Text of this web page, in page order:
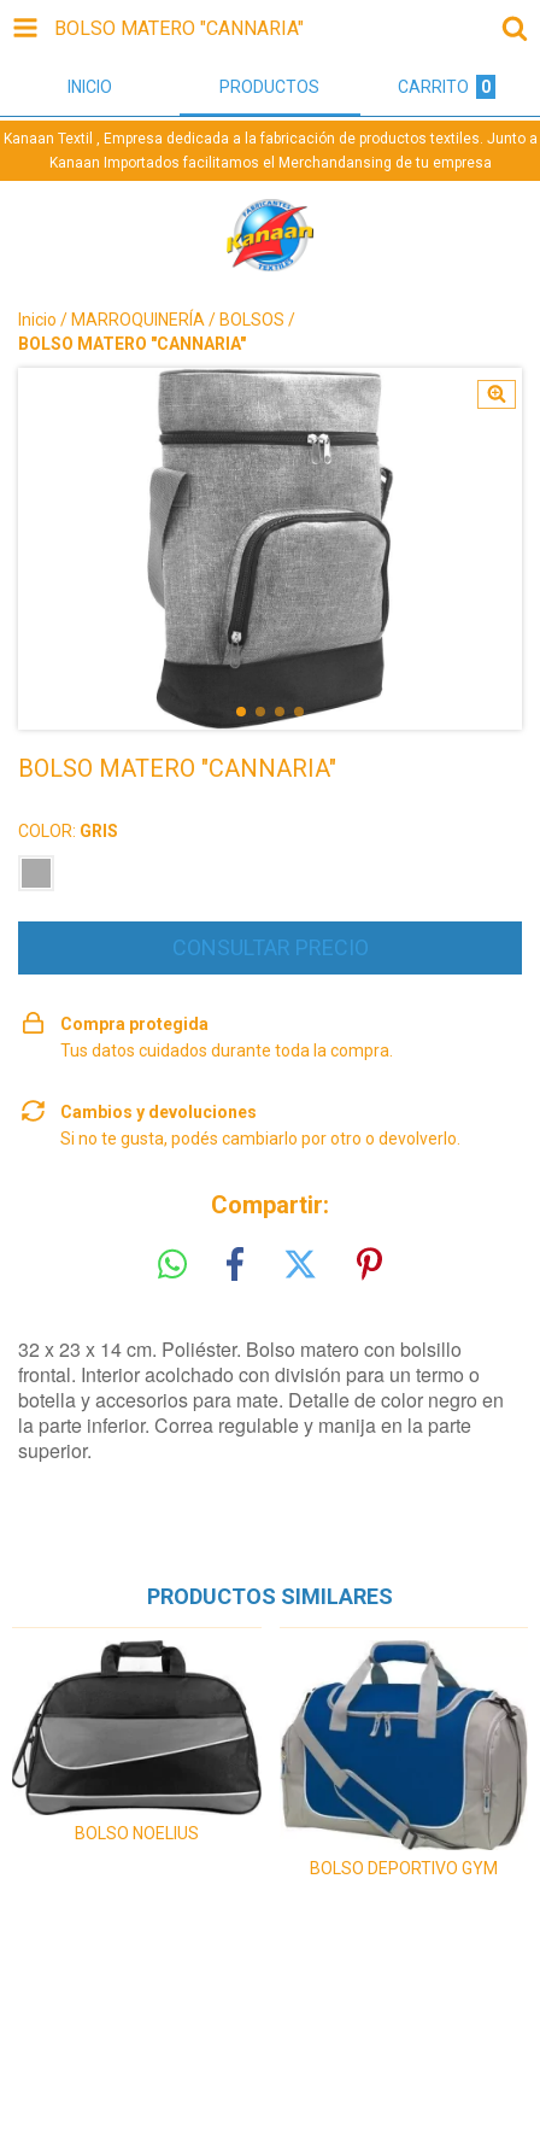
BOLSO MATERO "CANNARIA"
INICIO PRODUCTOS CARRITO 0
Kanaan Textil , Empresa dedicada a la fabricación de productos textiles. Junto a
Kanaan Importados facilitamos el Merchandansing de tu empresa
Inicio / MARROQUINERÍA / BOLSOS /
BOLSO MATERO "CANNARIA"
BOLSO MATERO "CANNARIA"
COLOR: GRIS
Compra protegida
Tus datos cuidados durante toda la compra.
Cambios y devoluciones
Si no te gusta, podés cambiarlo por otro o devolverlo.
Compartir:
32 x 23 x 14 cm. Poliéster. Bolso matero con bolsillo
frontal. Interior acolchado con división para un termo o
botella y accesorios para mate. Detalle de color negro en
la parte inferior. Correa regulable y manija en la parte
superior.
PRODUCTOS SIMILARES
BOLSO NOELIUS
BOLSO DEPORTIVO GYM